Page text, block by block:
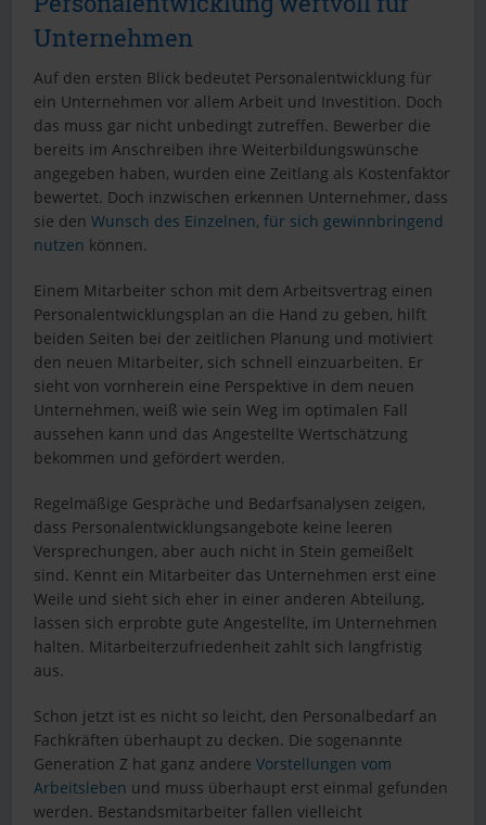
Unternehmen
Auf den ersten Blick bedeutet Personalentwicklung für
ein Unternehmen vor allem Arbeit und Investition. Doch
das muss gar nicht unbedingt zutreffen. Bewerber die
bereits im Anschreiben ihre Weiterbildungswünsche
angegeben haben, wurden eine Zeitlang als Kostenfaktor
bewertet. Doch inzwischen erkennen Unternehmer, dass
sie denWunsch des Einzelnen, für sich gewinnbringend
nutzen können.
Einem Mitarbeiter schon mit dem Arbeitsvertrag einen
Personalentwicklungsplan an die Hand zu geben, hilft
beiden Seiten bei der zeitlichen Planung und motiviert
den neuen Mitarbeiter, sich schnell einzuarbeiten. Er
sieht von vornherein eine Perspektive in dem neuen
Unternehmen, weiß wie sein Weg im optimalen Fall
aussehen kann und das Angestellte Wertschätzung
bekommen und gefördert werden.
Regelmäßige Gespräche und Bedarfsanalysen zeigen,
dass Personalentwicklungsangebote keine leeren
Versprechungen, aber auch nicht in Stein gemeißelt
sind. Kennt ein Mitarbeiter das Unternehmen erst eine
Weile und sieht sich eher in einer anderen Abteilung,
lassen sich erprobte gute Angestellte, im Unternehmen
halten. Mitarbeiterzufriedenheit zahlt sich langfristig
aus.
Schon jetzt ist es nicht so leicht, den Personalbedarf an
Fachkräften überhaupt zu decken. Die sogenannte
Generation Z hat ganz andereVorstellungen vom
Arbeitsleben und muss überhaupt erst einmal gefunden
werden. Bestandsmitarbeiter fallen vielleicht